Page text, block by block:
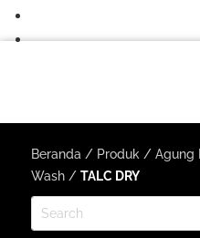
Beranda / Produk / Agung
Wash/ TALC DRY